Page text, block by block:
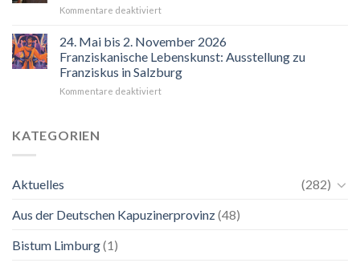
Kommentare deaktiviertfür
hilft
Blick
auf
Maria.
24. Mai bis 2. November 2026
Franziskanische Lebenskunst: Ausstellung zu
Franziskus in Salzburg
Kommentare deaktiviertfür
Ausstellung
KATEGORIEN
Aktuelles
(282)
Aus der Deutschen Kapuzinerprovinz(48)
Bistum Limburg(1)